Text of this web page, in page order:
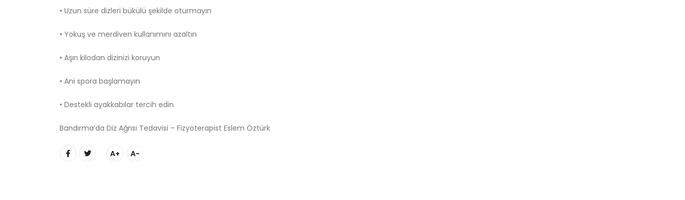
• Uzun süre dizleri bükülü şekilde oturmayın
• Yokuş ve merdiven kullanımını azaltın
• Aşırı kilodan dizinizi koruyun
• Ani spora başlamayın
• Destekli ayakkabılar tercih edin
Bandırma’da Diz Ağrısı Tedavisi – Fizyoterapist Eslem Öztürk
A+ A-